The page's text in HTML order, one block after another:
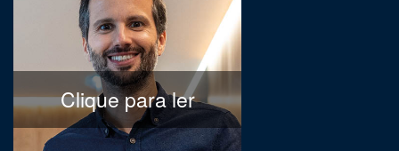
Clique para ler